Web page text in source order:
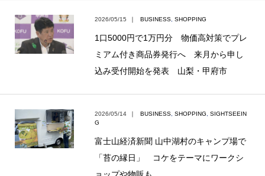
2026/05/15 ｜ BUSINESS SHOPPING
1口5000円で1万円分 物価高対策でプレ
ミアム付き商品券発行へ 来月から申し
込み受付開始を発表 山梨・甲府市
2026/05/14 ｜ BUSINESS SHOPPING
SIGHTSEEIN
G
富士山経済新聞 山中湖村のキャンプ場で
「苔の縁日」 コケをテーマにワークシ